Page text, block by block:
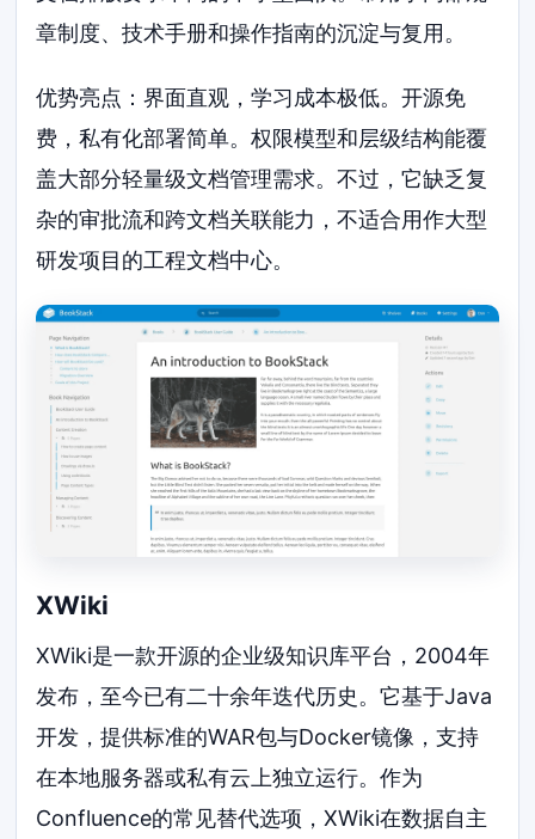
章制度、技术手册和操作指南的沉淀与复用。
优势亮点：界面直观，学习成本极低。开源免
费，私有化部署简单。权限模型和层级结构能覆
盖大部分轻量级文档管理需求。不过，它缺乏复
杂的审批流和跨文档关联能力，不适合用作大型
研发项目的工程文档中心。
XWiki
XWiki是一款开源的企业级知识库平台，2004年
发布，至今已有二十余年迭代历史。它基于Java
开发，提供标准的WAR包与Docker镜像，支持
在本地服务器或私有云上独立运行。作为
Confluence的常见替代选项，XWiki在数据自主